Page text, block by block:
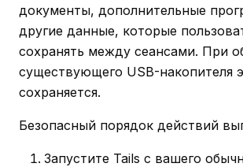
документы, дополнительные
другие данные, которые
сохранять между сеансами. При
существующего USB-накопителя
сохраняется.
Безопасный порядок действий
Запустите Tails с вашего